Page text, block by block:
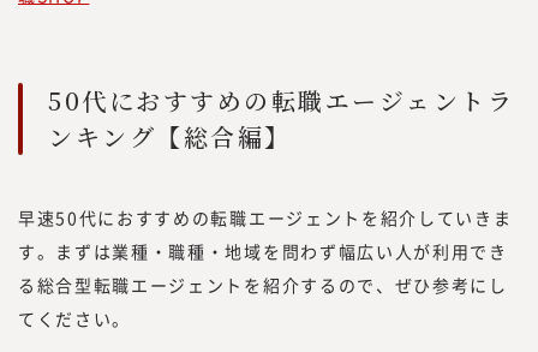
50代におすすめの転職エージェントラ
ンキング【総合編】
早速50代におすすめの転職エージェントを紹介していきま
す。まずは業種・職種・地域を問わず幅広い人が利用でき
る総合型転職エージェントを紹介するので、ぜひ参考にし
てください。